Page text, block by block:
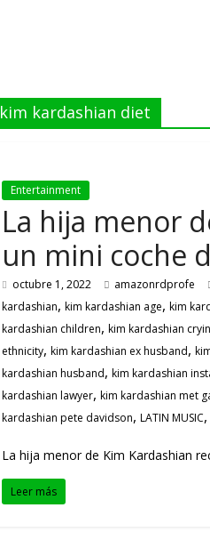
kim kardashian diet
Entertainment
La hija menor
un mini coche
octubre 1, 2022 amazonrdprofe
kardashian, kim kardashian age, kim
kardashian children, kim kardashian
ethnicity, kim kardashian ex husband,
kardashian husband, kim kardashian
kardashian lawyer, kim kardashian met
kardashian pete davidson, LATIN MUSIC,
La hija menor de Kim Kardashian
Leer más